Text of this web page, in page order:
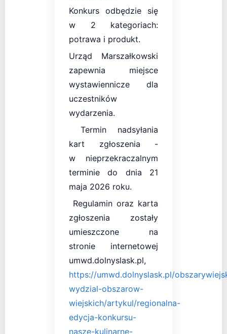
Konkurs odbędzie się
w 2 kategoriach:
potrawa i produkt.
Urząd Marszałkowski
zapewnia miejsce
wystawiennicze dla
uczestników
wydarzenia.
Termin nadsyłania
kart zgłoszenia -
w nieprzekraczalnym
terminie do dnia 21
maja 2026 roku.
Regulamin oraz karta
zgłoszenia zostały
umieszczone na
stronie internetowej
umwd.dolnyslask.pl,
https://umwd.dolnyslask.pl/
wydzial-obszarow-
wiejskich/artykul/regionalna-
edycja-konkursu-
nasze-kulinarne-